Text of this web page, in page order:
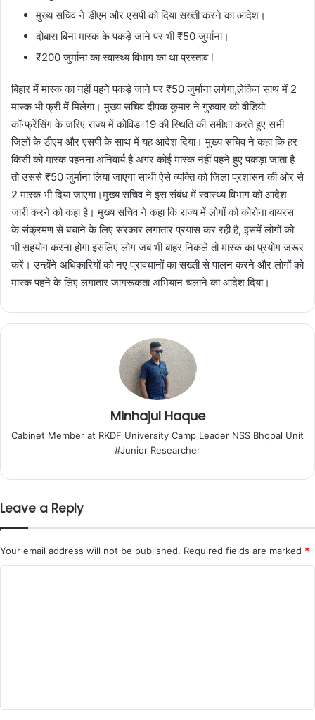
मुख्य सचिव ने डीएम और एसपी को दिया सख्ती करने का आदेश।
दोबारा बिना मास्क के पकड़े जाने पर भी ₹50 जुर्माना।
₹200 जुर्माना का स्वास्थ्य विभाग का था प्रस्ताव l
बिहार में मास्क का नहीं पहने पकड़े जाने पर ₹50 जुर्माना लगेगा,लेकिन साथ में 2
मास्क भी फ्री में मिलेगा। मुख्य सचिव दीपक कुमार ने गुरुवार को वीडियो
कॉन्फ्रेंसिंग के जरिए राज्य में कोविड-19 की स्थिति की समीक्षा करते हुए सभी
जिलों के डीएम और एसपी के साथ में यह आदेश दिया। मुख्य सचिव ने कहा कि हर
किसी को मास्क पहनना अनिवार्य है अगर कोई मास्क नहीं पहने हुए पकड़ा जाता है
तो उससे ₹50 जुर्माना लिया जाएगा साथी ऐसे व्यक्ति को जिला प्रशासन की ओर से
2 मास्क भी दिया जाएगा।मुख्य सचिव ने इस संबंध में स्वास्थ्य विभाग को आदेश
जारी करने को कहा है। मुख्य सचिव ने कहा कि राज्य में लोगों को कोरोना वायरस
के संक्रमण से बचाने के लिए सरकार लगातार प्रयास कर रही है, इसमें लोगों को
भी सहयोग करना होगा इसलिए लोग जब भी बाहर निकले तो मास्क का प्रयोग जरूर
करें। उन्होंने अधिकारियों को नए प्रावधानों का सख्ती से पालन करने और लोगों को
मास्क पहने के लिए लगातार जागरूकता अभियान चलाने का आदेश दिया।
Minhajul Haque
Cabinet Member at RKDF University Camp Leader NSS Bhopal Unit
#Junior Researcher
Leave a Reply
Your email address will not be published. Required fields are marked *